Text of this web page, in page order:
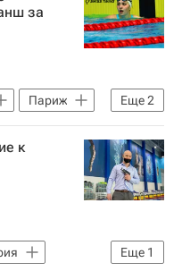
за
Еще2
Париж
к
Еще 1